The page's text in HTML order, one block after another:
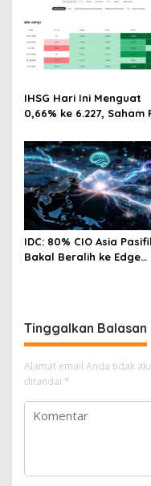
IHSG Hari Ini Menguat
0,66% ke 6.227, Saham
28%! Ini Daftar Saham
Paling Cuan & Volume
Tertinggi 31 Juli 2026
IDC: 80% CIO Asia
Bakal Beralih ke Edge
Tinggalkan Balasan
Alamat email Anda tidak
ditandai *